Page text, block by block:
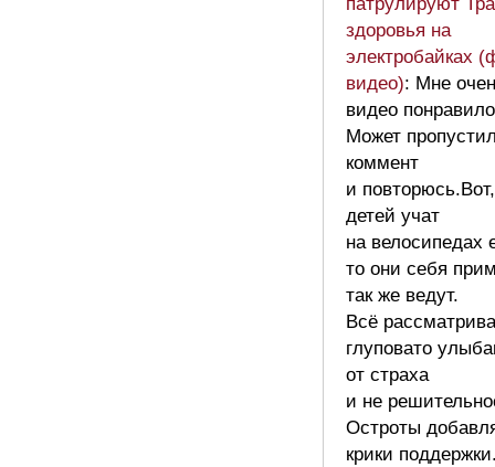
патрулируют
здоровья на
электробайках
видео): Мне
видео
Может
коммент
и повторюсь.Вот,
детей учат
на велосипедах
то они себя
так же ведут.
Всё
глуповато
от страха
и не
Остроты
крики